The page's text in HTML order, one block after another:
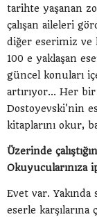
tarihte yaşanan
çalışan aileleri
diğer eserimiz ve
100 e yaklaşan
güncel konuları
artırıyor... Her bir
Dostoyevski'nin
kitaplarını okur,
Üzerinde
Evet var.
eserle